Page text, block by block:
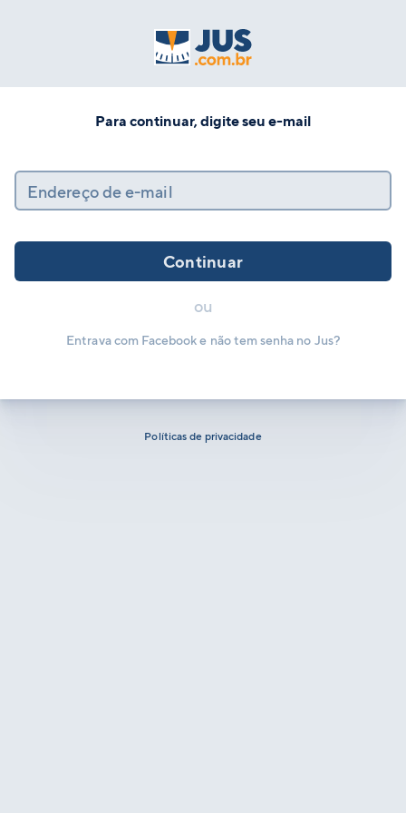
Para continuar, digite seu e-mail
Endereço de e-mail
Continuar
ou
Entrava com Facebook e não tem senha no Jus?
Políticas de privacidade